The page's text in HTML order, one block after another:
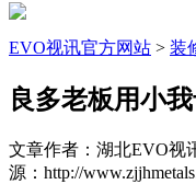
EVO视讯官方网站 > 装
良多老板用小
文章作者：湖北EVO视
源：http://